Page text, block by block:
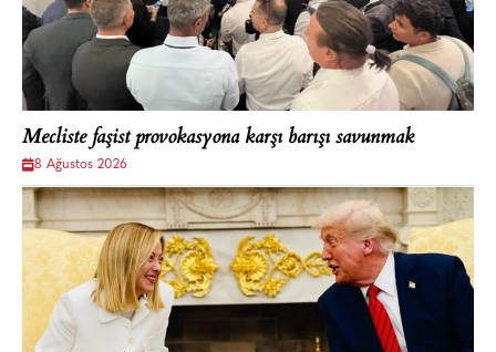
Mecliste faşist provokasyona karşı barışı savunmak
8 Ağustos 2026